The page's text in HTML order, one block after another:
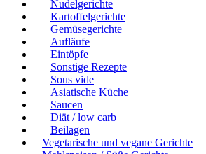
Nudelgerichte
Kartoffelgerichte
Gemüsegerichte
Aufläufe
Eintöpfe
Sonstige Rezepte
Sous vide
Asiatische Küche
Saucen
Diät / low carb
Beilagen
Vegetarische und vegane Gerichte